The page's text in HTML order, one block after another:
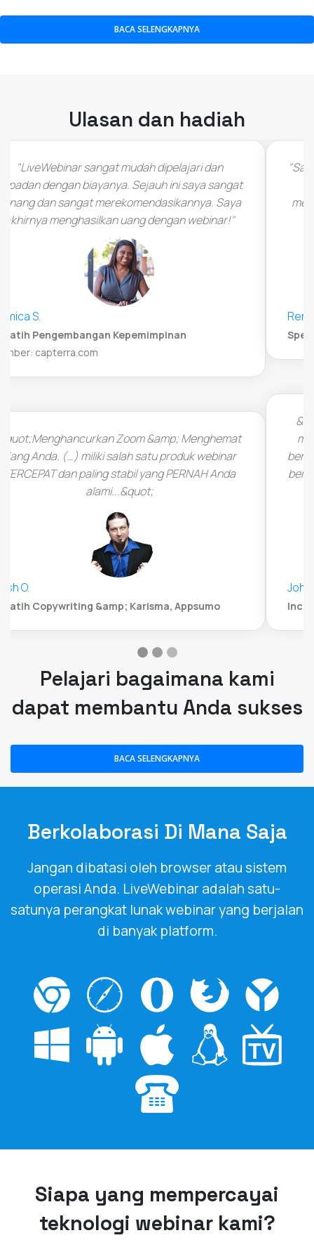
BACA SELENGKAPNYA
Ulasan dan hadiah
"Saya harus mengakui bahwa saya langsung jatuh
cinta dengan kesepakatan ini begitu saya
melihatnya (…) akan senang melihat LiveWebinar
berkembang dan tumbuh (…)"
René Steiner
Spesialis Pemasaran dan Strategi, Appsumo
mengatur platform webinar Anda. LiveWebinar
berjalan sepenuhnya di browser pada HTML5 yang
berarti tidak ada perangkat lunak tambahan untuk
dipasang oleh pemirsa.&quot;
Incomemesh.com
Pelajari bagaimana kami
dapat membantu Anda sukses
BACA SELENGKAPNYA
Berkolaborasi Di Mana Saja
Jangan dibatasi oleh browser atau sistem
operasi Anda. LiveWebinar adalah satu-
satunya perangkat lunak webinar yang berjalan
di banyak platform.
Siapa yang mempercayai
teknologi webinar kami?